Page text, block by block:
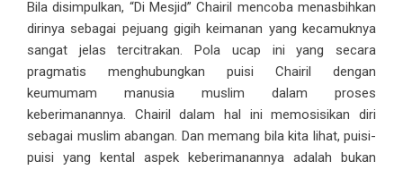
Bila disimpulkan, “Di Mesjid” Chairil mencoba menasbihkan
dirinya sebagai pejuang gigih keimanan yang kecamuknya
sangat jelas tercitrakan. Pola ucap ini yang secara
pragmatis menghubungkan puisi Chairil dengan
keumumam manusia muslim dalam proses
keberimanannya. Chairil dalam hal ini memosisikan diri
sebagai muslim abangan. Dan memang bila kita lihat, puisi-
puisi yang kental aspek keberimanannya adalah bukan